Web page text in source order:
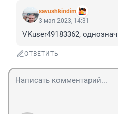
savushkindim
3 мая 2023, 14:31
VKuser49183362,
ОТВЕТИТЬ